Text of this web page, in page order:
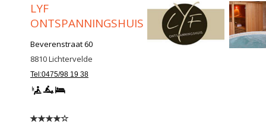
LYF
ONTSPANNINGSHUIS
Beverenstraat 60
8810Lichtervelde
Tel:0475/98 19 38